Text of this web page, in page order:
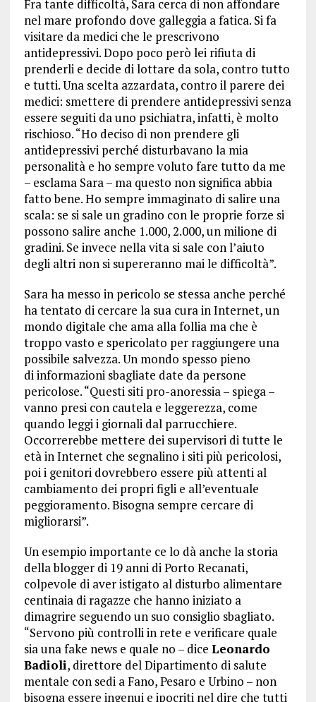
Fra tante difficoltà, Sara cerca di non affondare
nel mare profondo dove galleggia a fatica. Si fa
visitare da medici che le prescrivono
antidepressivi. Dopo poco però lei rifiuta di
prenderli e decide di lottare da sola, contro tutto
e tutti. Una scelta azzardata, contro il parere dei
medici: smettere di prendere antidepressivi senza
essere seguiti da uno psichiatra, infatti, è molto
rischioso. “Ho deciso di non prendere gli
antidepressivi perché disturbavano la mia
personalità e ho sempre voluto fare tutto da me
– esclama Sara – ma questo non significa abbia
fatto bene. Ho sempre immaginato di salire una
scala: se si sale un gradino con le proprie forze si
possono salire anche 1.000, 2.000, un milione di
gradini. Se invece nella vita si sale con l’aiuto
degli altri non si supereranno mai le difficoltà”.
Sara ha messo in pericolo se stessa anche perché
ha tentato di cercare la sua cura in Internet, un
mondo digitale che ama alla follia ma che è
troppo vasto e spericolato per raggiungere una
possibile salvezza. Un mondo spesso pieno
diinformazioni sbagliate date da persone
pericolose. “Questi siti pro-anoressia – spiega –
vanno presi con cautela e leggerezza, come
quando leggi i giornali dal parrucchiere.
Occorrerebbe mettere dei supervisori di tutte le
età in Internet che segnalino i siti più pericolosi,
poi i genitori dovrebbero essere più attenti al
cambiamento dei propri figli e all’eventuale
peggioramento. Bisogna sempre cercare di
migliorarsi”.
Un esempio importante ce lo dà anche la storia
della blogger di 19 anni di Porto Recanati,
colpevole di aver istigato al disturbo alimentare
centinaia di ragazze che hanno iniziato a
dimagrire seguendo un suo consiglio sbagliato.
“Servono più controlli in rete e verificare quale
sia una fake news e quale no – dice Leonardo
Badioli, direttore del Dipartimento di salute
mentale con sedi a Fano, Pesaro e Urbino – non
bisogna essere ingenui e ipocriti nel dire che tutti